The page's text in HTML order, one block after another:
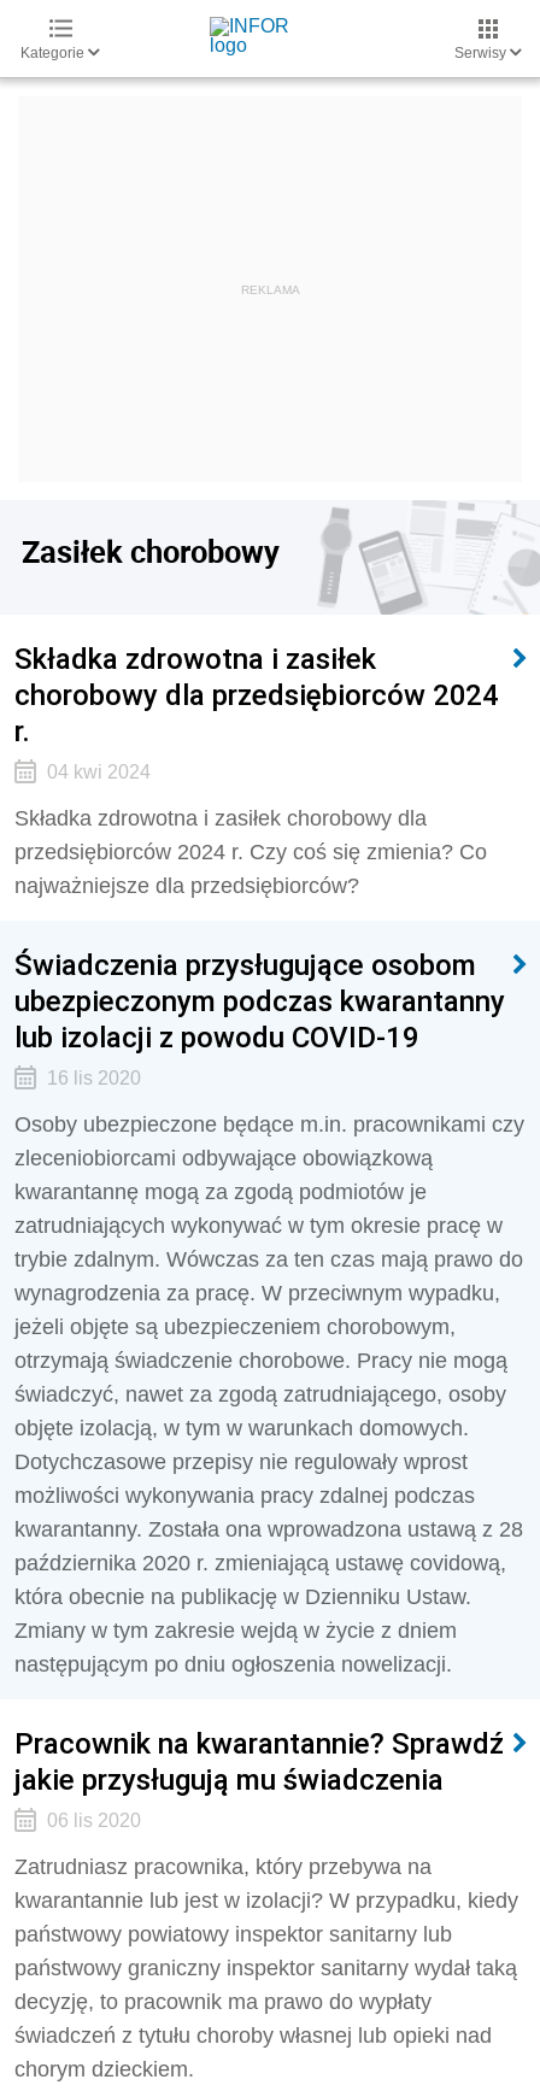
Kategorie Serwisy
Zasiłek chorobowy
Składka zdrowotna i zasiłek
chorobowy dla przedsiębiorców 2024
r.
04 kwi 2024
Składka zdrowotna i zasiłek chorobowy dla
przedsiębiorców 2024 r. Czy coś się zmienia? Co
najważniejsze dla przedsiębiorców?
Świadczenia przysługujące osobom
ubezpieczonym podczas kwarantanny
lub izolacji z powodu COVID-19
16 lis 2020
Osoby ubezpieczone będące m.in. pracownikami czy
zleceniobiorcami odbywające obowiązkową
kwarantannę mogą za zgodą podmiotów je
zatrudniających wykonywać w tym okresie pracę w
trybie zdalnym. Wówczas za ten czas mają prawo do
wynagrodzenia za pracę. W przeciwnym wypadku,
jeżeli objęte są ubezpieczeniem chorobowym,
otrzymają świadczenie chorobowe. Pracy nie mogą
świadczyć, nawet za zgodą zatrudniającego, osoby
objęte izolacją, w tym w warunkach domowych.
Dotychczasowe przepisy nie regulowały wprost
możliwości wykonywania pracy zdalnej podczas
kwarantanny. Została ona wprowadzona ustawą z 28
października 2020 r. zmieniającą ustawę covidową,
która obecnie na publikację w Dzienniku Ustaw.
Zmiany w tym zakresie wejdą w życie z dniem
następującym po dniu ogłoszenia nowelizacji.
Pracownik na kwarantannie? Sprawdź
jakie przysługują mu świadczenia
06 lis 2020
Zatrudniasz pracownika, który przebywa na
kwarantannie lub jest w izolacji? W przypadku, kiedy
państwowy powiatowy inspektor sanitarny lub
państwowy graniczny inspektor sanitarny wydał taką
decyzję, to pracownik ma prawo do wypłaty
świadczeń z tytułu choroby własnej lub opieki nad
chorym dzieckiem.